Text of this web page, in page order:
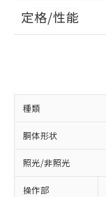
定格/性能
種類
胴体形状
照光/非照光
操作部